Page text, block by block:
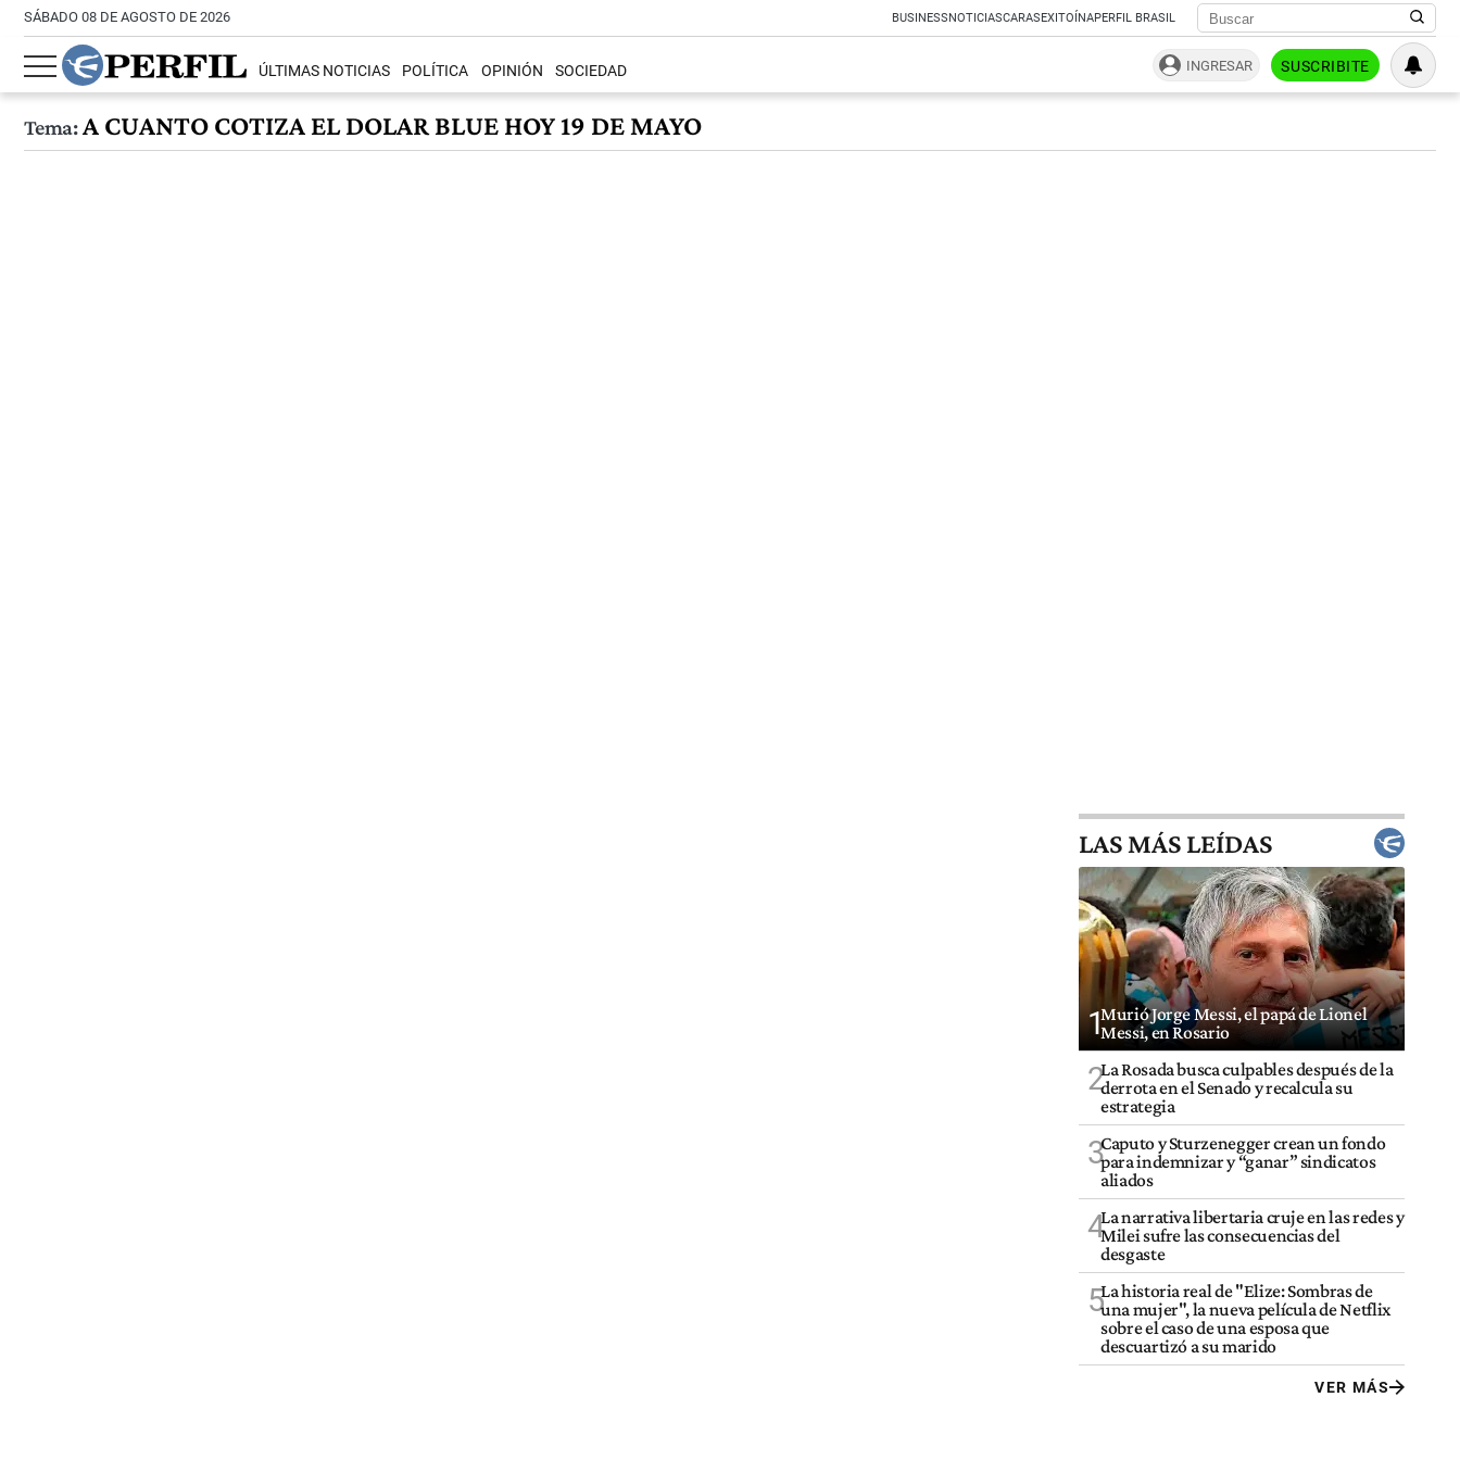
SÁBADO 08 DE AGOSTO DE 2026 BUSINESSNOTICIASCARASEXITOÍNAPERFIL BRASIL
ÚLTIMAS NOTICIAS POLÍTICA OPINIÓN SOCIEDAD INGRESAR SUSCRIBITE
Tema:A CUANTO COTIZA EL DOLAR BLUE HOY 19 DE MAYO
LAS MÁS LEÍDAS
1Murió Jorge Messi, el papá de Lionel
Messi, en Rosario
2La Rosada busca culpables después de la
derrota en el Senado y recalcula su
estrategia
3Caputo y Sturzenegger crean un fondo
para indemnizar y “ganar” sindicatos
aliados
4La narrativa libertaria cruje en las redes y
Milei sufre las consecuencias del
desgaste
5La historia real de "Elize: Sombras de
una mujer", la nueva película de Netflix
sobre el caso de una esposa que
descuartizó a su marido
VER MÁS